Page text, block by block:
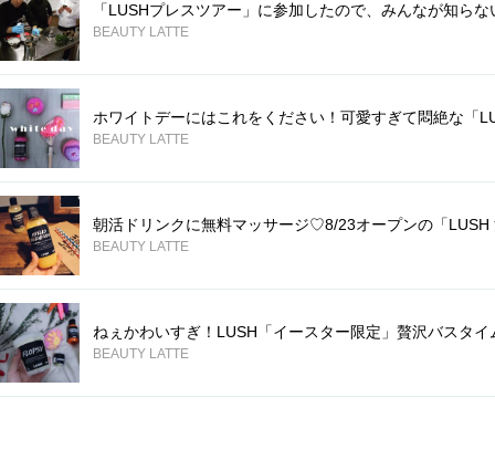
「LUSHプレスツアー」に参加したので、みんなが知ら
BEAUTY LATTE
ホワイトデーにはこれをください！可愛すぎて悶絶な「
BEAUTY LATTE
朝活ドリンクに無料マッサージ♡8/23オープンの「
BEAUTY LATTE
ねぇかわいすぎ！LUSH「イースター限定」贅沢バスタ
BEAUTY LATTE